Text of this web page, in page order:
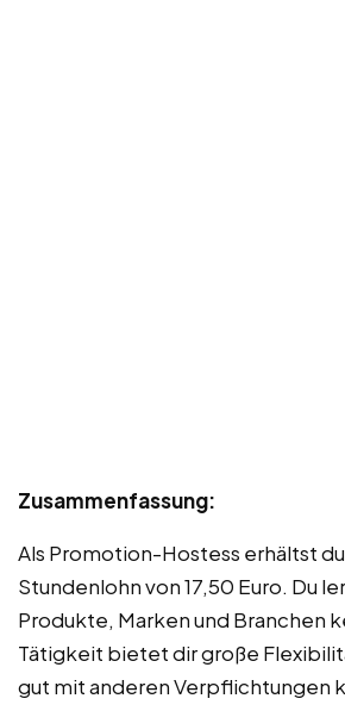
Zusammenfassung:
Als Promotion-Hostess erhältst
Stundenlohn von 17,50 Euro. Du
Produkte, Marken und Branchen
Tätigkeit bietet dir große
gut mit anderen Verpflichtungen